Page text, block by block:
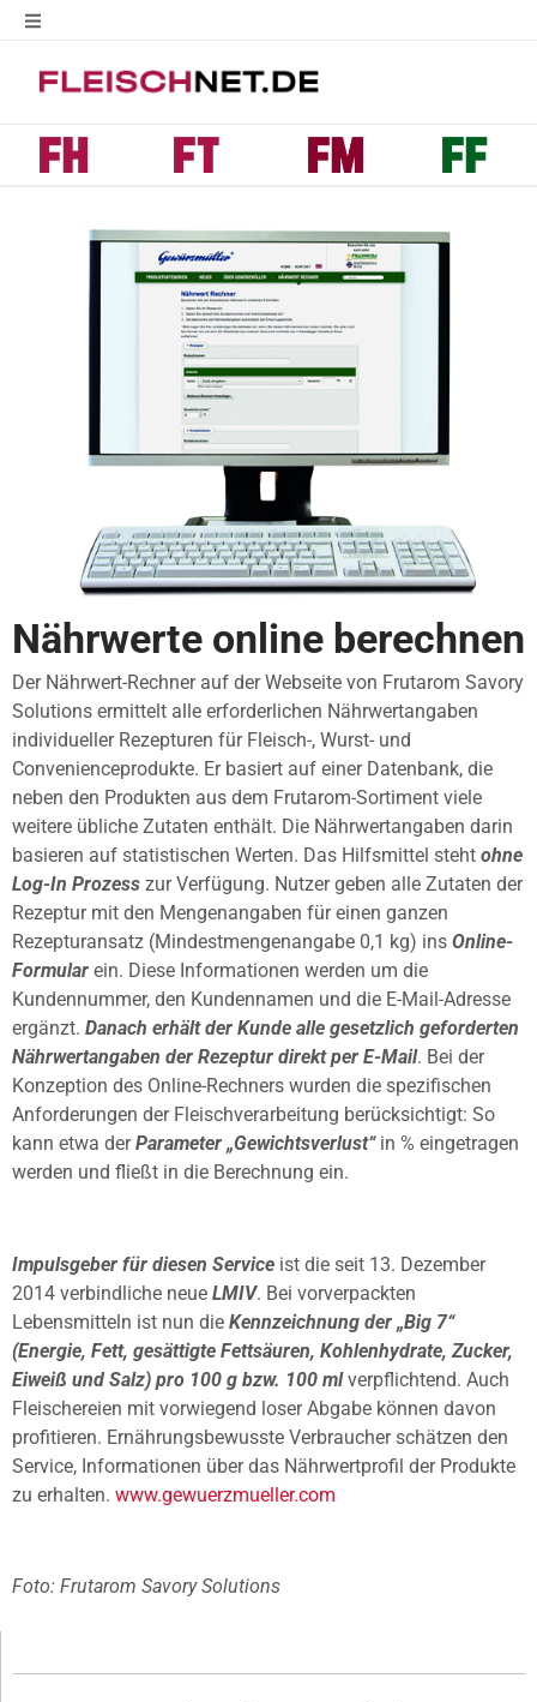
Nährwerte online berechnen
Der Nährwert-Rechner auf der Webseite von Frutarom Savory
Solutions ermittelt alle erforderlichen Nährwertangaben
individueller Rezepturen für Fleisch-, Wurst- und
Convenienceprodukte. Er basiert auf einer Datenbank, die
neben den Produkten aus dem Frutarom-Sortiment viele
weitere übliche Zutaten enthält. Die Nährwertangaben darin
basieren auf statistischen Werten. Das Hilfsmittel steht ohne
Log-In Prozess zur Verfügung. Nutzer geben alle Zutaten der
Rezeptur mit den Mengenangaben für einen ganzen
Rezepturansatz (Mindestmengenangabe 0,1 kg) ins Online-
Formular ein. Diese Informationen werden um die
Kundennummer, den Kundennamen und die E-Mail-Adresse
ergänzt. Danach erhält der Kunde alle gesetzlich geforderten
Nährwertangaben der Rezeptur direkt per E-Mail. Bei der
Konzeption des Online-Rechners wurden die spezifischen
Anforderungen der Fleischverarbeitung berücksichtigt: So
kann etwa derParameter „Gewichtsverlust“in % eingetragen
werden und fließt in die Berechnung ein.
Impulsgeber für diesen Service ist die seit 13. Dezember
2014 verbindliche neue LMIV. Bei vorverpackten
Lebensmitteln ist nun die Kennzeichnung der „Big 7“
(Energie, Fett, gesättigte Fettsäuren, Kohlenhydrate, Zucker,
Eiweiß und Salz) pro 100 g bzw. 100 mlverpflichtend. Auch
Fleischereien mit vorwiegend loser Abgabe können davon
profitieren. Ernährungsbewusste Verbraucher schätzen den
Service, Informationen über das Nährwertprofil der Produkte
zu erhalten. www.gewuerzmueller.com
Foto: Frutarom Savory Solutions